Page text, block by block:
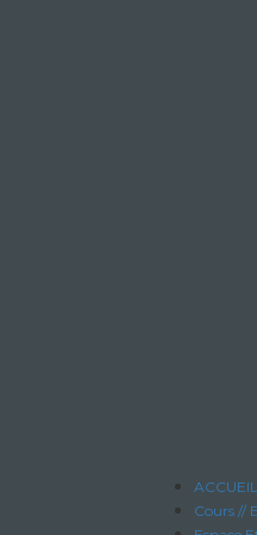
ACCUEIL
Cours //